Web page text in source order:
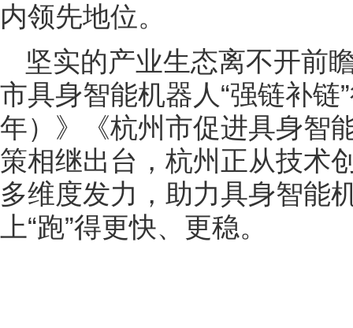
内领先地位。
坚实的产业生态离不开前
市具身智能机器人“强链补链
年）》《杭州市促进具身智
策相继出台，杭州正从技术
多维度发力，助力具身智能
上“跑”得更快、更稳。